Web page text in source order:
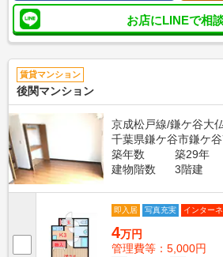
お店にLINEで相
賃貸マンション
後関マンション
京成松戸線/鎌ケ谷大
千葉県鎌ケ谷市鎌ケ谷
築年数
築29年
建物階数
3階建
即入居 写真充実 インター
4万円
管理費等：5,000円